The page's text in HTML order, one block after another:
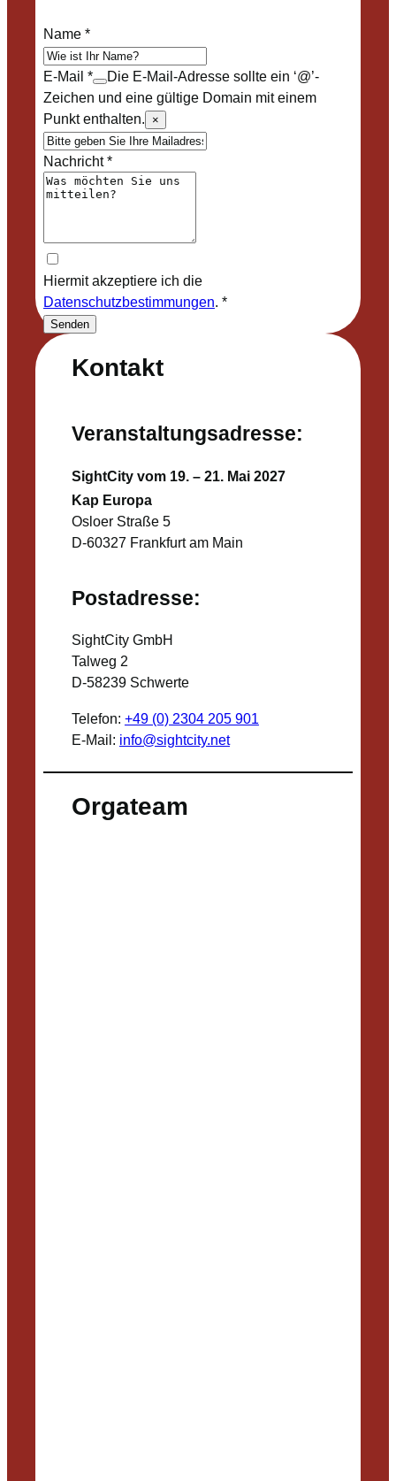
Kontakt
Veranstaltungsadresse:
SightCity vom 19. – 21. Mai 2027
Kap Europa
Osloer Straße 5
D-60327 Frankfurt am Main
Postadresse:
SightCity GmbH
Talweg 2
D-58239 Schwerte
Telefon: +49 (0) 2304 205 901
E-Mail: info@sightcity.net
Orgateam
Name*
E-Mail *
Die E-Mail-Adresse sollte ein ‘@’-
Zeichen und eine gültige Domain mit einem
Punkt enthalten.
×
Nachricht*
Hiermit akzeptiere ich die
Datenschutzbestimmungen. *
Senden